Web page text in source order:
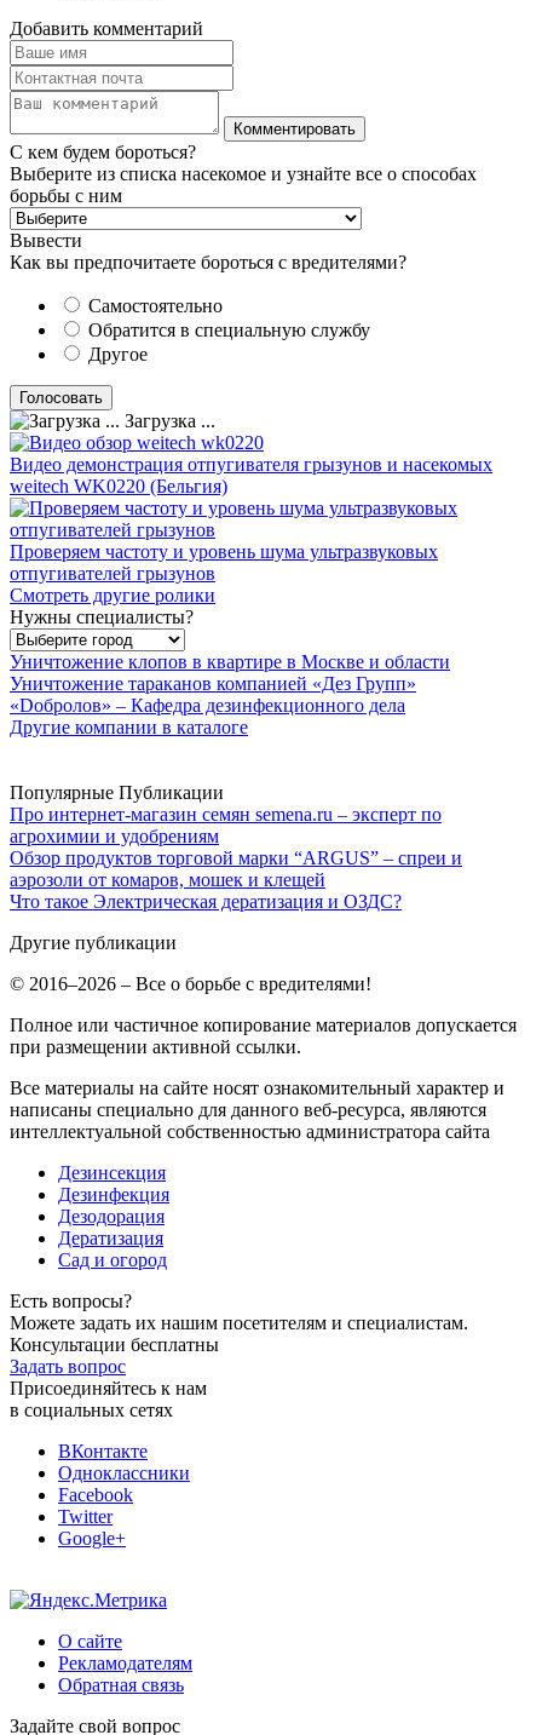
Добавить комментарий
С кем будем бороться?
Выберите из списка насекомое и узнайте все о способах
борьбы с ним
Вывести
Как вы предпочитаете бороться с вредителями?
Самостоятельно
Обратится в специальную службу
Другое
Загрузка ...
Видео демонстрация отпугивателя грызунов и насекомых
weitech WK0220 (Бельгия)
Проверяем частоту и уровень шума ультразвуковых
отпугивателей грызунов
Смотреть другие ролики
Нужны специалисты?
Уничтожение клопов в квартире в Москве и области
Уничтожение тараканов компанией «Дез Групп»
«Dобролов» – Кафедра дезинфекционного дела
Другие компании в каталоге
Популярные Публикации
Про интернет-магазин семян semena.ru – эксперт по
агрохимии и удобрениям
Обзор продуктов торговой марки “ARGUS” – спреи и
аэрозоли от комаров, мошек и клещей
Что такое Электрическая дератизация и ОЗДС?
Другие публикации
© 2016–2026 – Все о борьбе с вредителями!
Полное или частичное копирование материалов допускается
при размещении активной ссылки.
Все материалы на сайте носят ознакомительный характер и
написаны специально для данного веб-ресурса, являются
интеллектуальной собственностью администратора сайта
Дезинсекция
Дезинфекция
Дезодорация
Дератизация
Сад и огород
Есть вопросы?
Можете задать их нашим посетителям и специалистам.
Консультации бесплатны
Задать вопрос
Присоединяйтесь к нам
в социальных сетях
ВКонтакте
Одноклассники
Facebook
Twitter
Google+
О сайте
Рекламодателям
Обратная связь
Задайте свой вопрос